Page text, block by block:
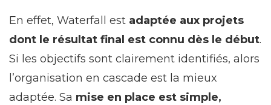
En effet, Waterfall est adaptée aux projets
dont le résultat final est connu dès le début.
Si les objectifs sont clairement identifiés, alors
l’organisation en cascade est la mieux
adaptée. Sa mise en place est simple,